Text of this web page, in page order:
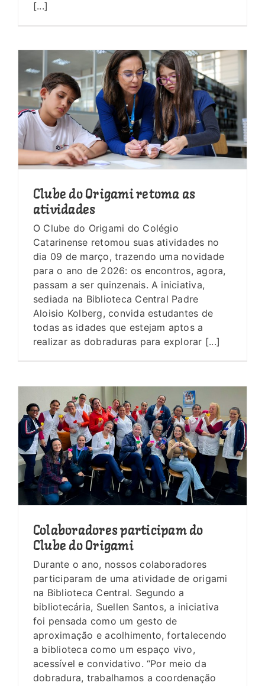
[...]
Clube do Origami retoma as
atividades
O Clube do Origami do Colégio
Catarinense retomou suas atividades no
dia 09 de março, trazendo uma novidade
para o ano de 2026: os encontros, agora,
passam a ser quinzenais. A iniciativa,
sediada na Biblioteca Central Padre
Aloisio Kolberg, convida estudantes de
todas as idades que estejam aptos a
realizar as dobraduras para explorar [...]
Colaboradores participam do
Clube do Origami
Durante o ano, nossos colaboradores
participaram de uma atividade de origami
na Biblioteca Central. Segundo a
bibliotecária, Suellen Santos, a iniciativa
foi pensada como um gesto de
aproximação e acolhimento, fortalecendo
a biblioteca como um espaço vivo,
acessível e convidativo. “Por meio da
dobradura, trabalhamos a coordenação